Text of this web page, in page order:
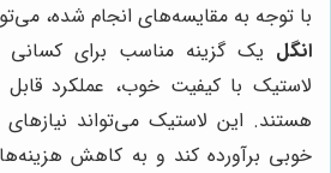
با توجه به مقایسه‌های انجام شده،
انگل یک گزینه مناسب برای
لاستیک با کیفیت خوب، عملکرد
هستند. این لاستیک می‌تواند
خوبی برآورده کند و به کاهش